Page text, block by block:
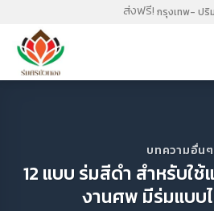
content
ส่งฟรี! กรุงเทพ- ป
บทความอื่นๆ
12 แบบ ร่มสีดำ สำหรับใ
งานศพ มีร่มแบบ